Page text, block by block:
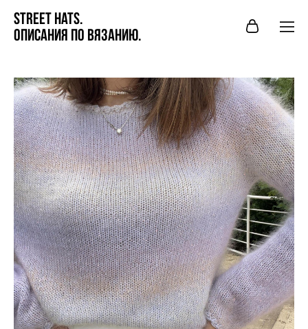
STREet hats.
Описания по вязанию.